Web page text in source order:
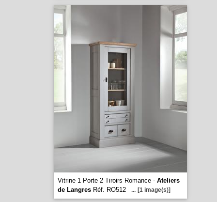
Vitrine 1 Porte 2 Tiroirs Romance - Ateliers
de LangresRéf. RO512 ... [1 image(s)]